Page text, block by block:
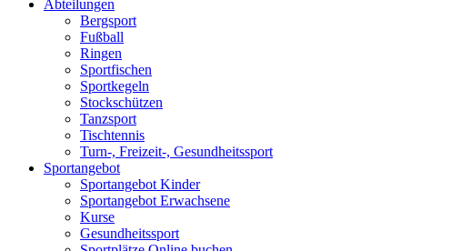
Abteilungen
Bergsport
Fußball
Ringen
Sportfischen
Sportkegeln
Stockschützen
Tanzsport
Tischtennis
Turn-, Freizeit-, Gesundheitssport
Sportangebot
Sportangebot Kinder
Sportangebot Erwachsene
Kurse
Gesundheitssport